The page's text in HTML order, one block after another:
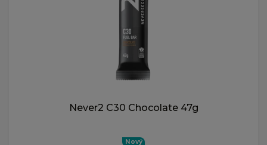
Never2 C30 Chocolate 47g
Nový